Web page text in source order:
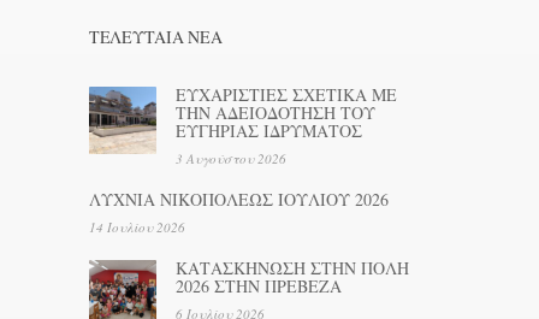
ΤΕΛΕΥΤΑΊΑ ΝΕΑ
ΕΥΧΑΡΙΣΤΙΕΣ ΣΧΕΤΙΚΑ ΜΕ
ΤΗΝ ΑΔΕΙΟΔΟΤΗΣΗ ΤΟΥ
ΕΥΓΗΡΙΑΣ ΙΔΡΥΜΑΤΟΣ
3 Αυγούστου 2026
ΛΥΧΝΙΑ ΝΙΚΟΠΟΛΕΩΣ ΙΟΥΛΙΟΥ 2026
14 Ιουλίου 2026
ΚΑΤΑΣΚΗΝΩΣΗ ΣΤΗΝ ΠΟΛΗ
2026 ΣΤΗΝ ΠΡΕΒΕΖΑ
6 Ιουλίου 2026